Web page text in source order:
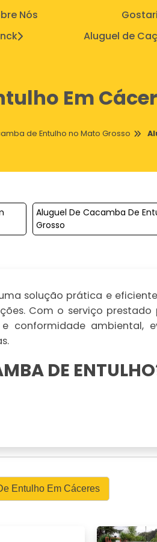
Nós
Aluguel de
Em
de Entulho no Mato Grosso
Aluguel De Cacamba De
Grosso
solução prática e
Com o serviço prestado
conformidade ambiental,
DE
os custos
e tempo. Além disso,
que podem se ajustar
de forma otimizada,
o material seja levado
Entulho Em Cáceres